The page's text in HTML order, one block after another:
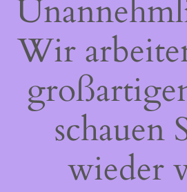
Wir
schauen
wieder